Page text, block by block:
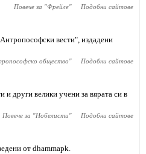
Повече за "Фрейле" Подобни сайтове
вести", издадени
общество" Подобни сайтове
и други велики учени за вярата си в
Повече за "Нобелисти" Подобни сайтове
от dhammapk.